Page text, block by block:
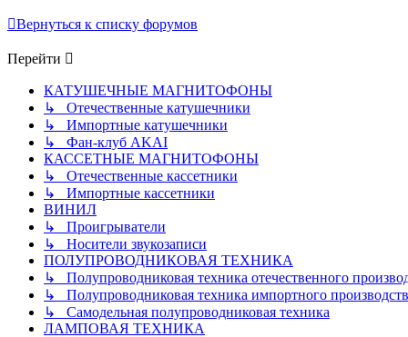
Вернуться к списку форумов
Перейти
КАТУШЕЧНЫЕ МАГНИТОФОНЫ
↳ Отечественные катушечники
↳ Импортные катушечники
↳ Фан-клуб AKAI
КАССЕТНЫЕ МАГНИТОФОНЫ
↳ Отечественные кассетники
↳ Импортные кассетники
ВИНИЛ
↳ Проигрыватели
↳ Носители звукозаписи
ПОЛУПРОВОДНИКОВАЯ ТЕХНИКА
↳ Полупроводниковая техника отечественного
↳ Полупроводниковая техника импортного
↳ Самодельная полупроводниковая техника
ЛАМПОВАЯ ТЕХНИКА